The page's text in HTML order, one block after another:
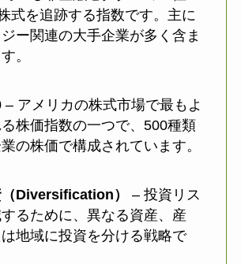
式を追跡する指数です。主に
ー関連の大手企業が多く含ま
。
– アメリカの株式市場で最もよ
る株価指数の一つで、500種類
の株価で構成されています。
Diversification）
– 投資リス
るために、異なる資産、産
地域に投資を分ける戦略で